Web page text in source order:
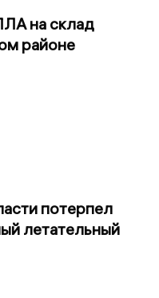
на склад
районе
потерпел
летательный